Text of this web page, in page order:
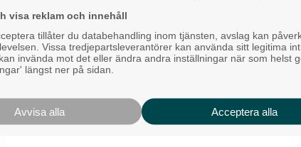
ojämna veckor. Kaffedopp
Backadagen
Bjöds på trummor,
grillade räkor
visa reklam och innehåll
tillåter du databehandling inom tjänsten, avslag kan
Vissa tredjepartsleverantörer kan använda sitt legitima
invända mot det eller ändra andra inställningar när som helst
längst ner på sidan.
Acceptera alla
Avvisa alla